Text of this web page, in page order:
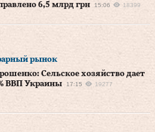
6,5 млрд грн
15:06 18399
рынок
Сельское хозяйство дает
ВВП Украины
17:15 19277